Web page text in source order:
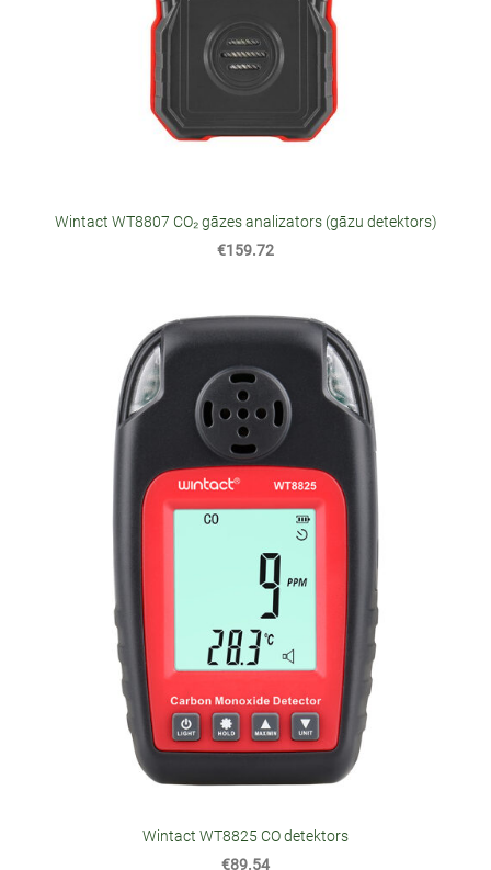
Wintact WT8807 CO₂ gāzes analizators (gāzu detektors)
€159.72
Wintact WT8825 CO detektors
€89.54